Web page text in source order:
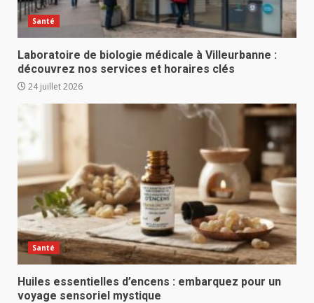
Santé
Laboratoire de biologie médicale à Villeurbanne :
découvrez nos services et horaires clés
24 juillet 2026
Santé
Huiles essentielles d’encens : embarquez pour un
voyage sensoriel mystique